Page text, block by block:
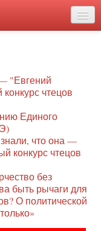
"Евгений
чтецов
Единого
что она —
конкурс чтецов
без
быть рычаги для
О политической